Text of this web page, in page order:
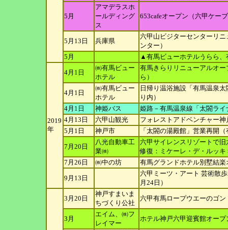
5月
アマデラスホ
ールディング
ス
653cafeオープン（六甲ケー
5月13日 兵庫県
六甲山ビジターセンターリ
ンター）
5月
▲有馬ビューホテルうらら、
2019
年
4月1日
㈱有馬ビュー
ホテル
有馬きらりリニューアルオ
ら）
4月1日
㈱有馬ビュー
ホテル
日帰り温浴施設「有馬温泉
り内）
4月1日
神姫バス
姫路－有馬温泉線「太閤ラ
4月13日
六甲山観光
フォレストアドベンチャー
5月1日
神戸市 「太閤の湯殿館」営業再開
7月20日
八光自動車工
業㈱
六甲サイレンスリゾートで
修復：ミケーレ・ デ・ルッキ
7月26日
㈱中の坊 有馬グランドホテル別墅結楽
9月13日
六甲ミーツ・アート 芸術散
月24日）
3月20日
神戸すまいま
ちづくり公社
六甲有馬ロープウエーのゴ
3月
エイム、㈱フ
レイマー
ホテル神戸六甲迎賓館オー